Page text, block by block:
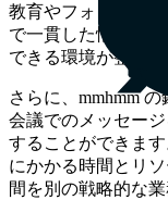
教育やフォローア
で一貫した情報共
できる環境が整いま
さらに、mmhmm
会議でのメッセー
することができま
にかかる時間とリ
間を別の戦略的な